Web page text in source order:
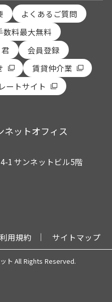
よくあるご質問
数料最大無料
会員登録
賃貸仲介業
ートサイト
ネットオフィス
1 サンネットビル5階
利用規約 サイトマップ
ト All Rights Reserved.